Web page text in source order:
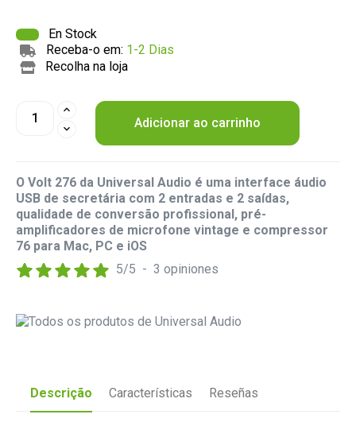
En Stock
Receba-o em: 1-2 Dias
Recolha na loja
Adicionar ao carrinho
O Volt 276 da Universal Audio é uma interface áudio
USB de secretária com 2 entradas e 2 saídas,
qualidade de conversão profissional, pré-
amplificadores de microfone vintage e compressor
76 para Mac, PC e iOS
5/5 - 3 opiniones
Descrição Características Reseñas